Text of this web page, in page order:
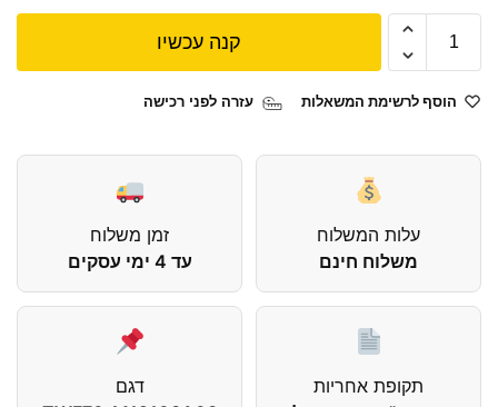
קנה עכשיו
הוסף לרשימת המשאלות עזרה לפני רכישה
עלות המשלוח
משלוח חינם
זמן משלוח
עד 4 ימי עסקים
תקופת אחריות
דגם